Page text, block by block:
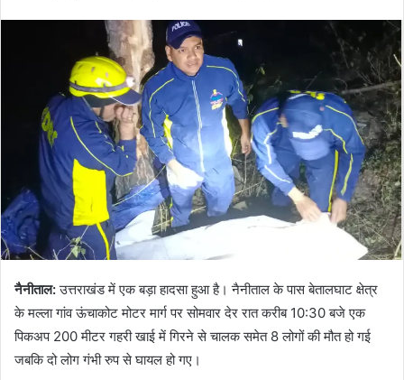
नैनीताल:उत्तराखंड में एक बड़ा हादसा हुआ है। नैनीताल के पास बेतालघाट क्षेत्र
के मल्ला गांव ऊंचाकोट मोटर मार्ग पर सोमवार देर रात करीब 10:30 बजे एक
पिकअप 200 मीटर गहरी खाई में गिरने से चालक समेत 8 लोगों की मौत हो गई
जबकि दो लोग गंभी रुप से घायल हो गए।